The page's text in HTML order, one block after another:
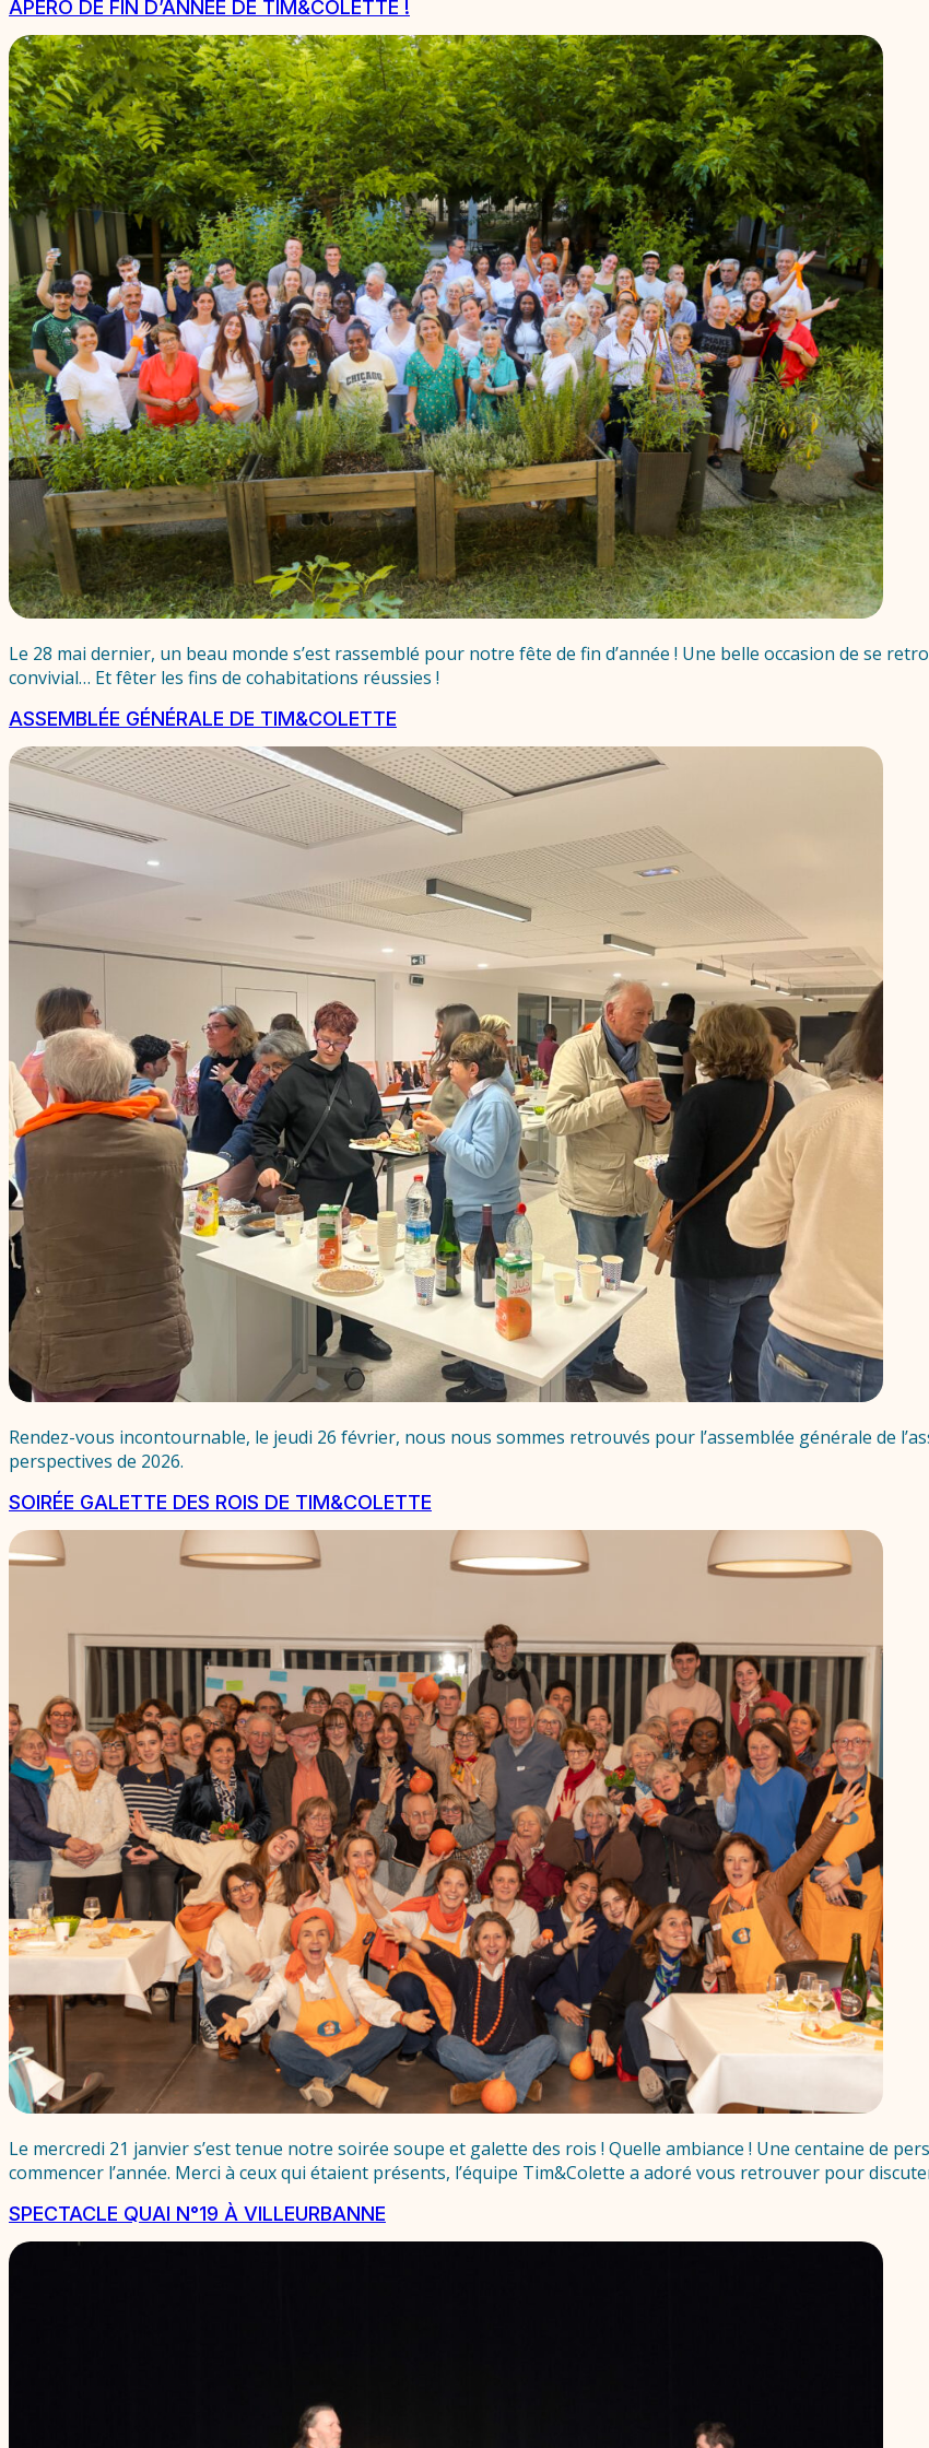
APÉRO DE FIN D’ANNÉE DE TIM&COLETTE !
Le 28 mai dernier, un beau monde s’est rassemblé pour notre fête de fin d’année ! Une belle occasion de se
convivial… Et fêter les fins de cohabitations réussies !
ASSEMBLÉE GÉNÉRALE DE TIM&COLETTE
Rendez-vous incontournable, le jeudi 26 février, nous nous sommes retrouvés pour l’assemblée générale de
perspectives de 2026.
SOIRÉE GALETTE DES ROIS DE TIM&COLETTE
Le mercredi 21 janvier s’est tenue notre soirée soupe et galette des rois ! Quelle ambiance ! Une centaine de
commencer l’année. Merci à ceux qui étaient présents, l’équipe Tim&Colette a adoré vous retrouver pour
SPECTACLE QUAI N°19 À VILLEURBANNE